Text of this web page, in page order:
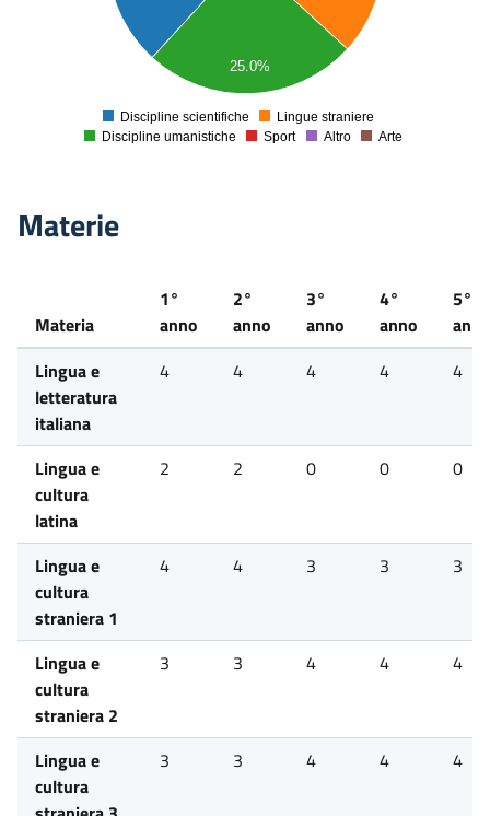
25.0%
Discipline scientifiche
Lingue straniere
Discipline umanistiche
Sport Altro Arte
Materie
Materia
1°
anno
2°
anno
3°
anno
4°
anno
5°
anno
Lingua e
letteratura
italiana
4 4 4 4 4
Lingua e
cultura
latina
2 2 0 0 0
Lingua e
cultura
straniera 1
4 4 3 3 3
Lingua e
cultura
straniera 2
3 3 4 4 4
Lingua e
cultura
3 3 4 4 4